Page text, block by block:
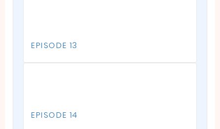
EPISODE 13
EPISODE 14